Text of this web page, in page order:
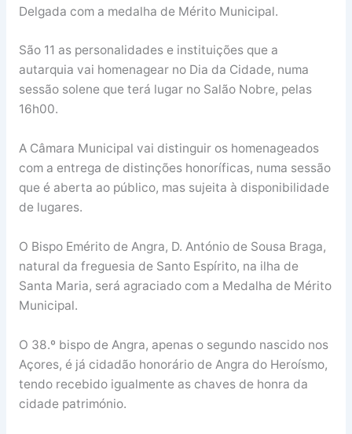
Delgada com a medalha de Mérito Municipal.
São 11 as personalidades e instituições que a
autarquia vai homenagear no Dia da Cidade, numa
sessão solene que terá lugar no Salão Nobre, pelas
16h00.
A Câmara Municipal vai distinguir os homenageados
com a entrega de distinções honoríficas, numa sessão
que é aberta ao público, mas sujeita à disponibilidade
de lugares.
O Bispo Emérito de Angra, D. António de Sousa Braga,
natural da freguesia de Santo Espírito, na ilha de
Santa Maria, será agraciado com a Medalha de Mérito
Municipal.
O 38.º bispo de Angra, apenas o segundo nascido nos
Açores, é já cidadão honorário de Angra do Heroísmo,
tendo recebido igualmente as chaves de honra da
cidade património.